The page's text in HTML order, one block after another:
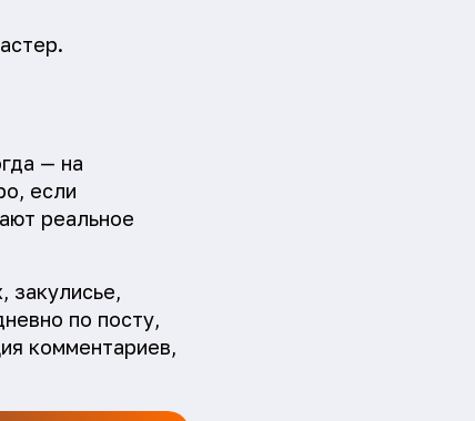
— на
если
реальное
закулисье,
по посту,
комментариев,